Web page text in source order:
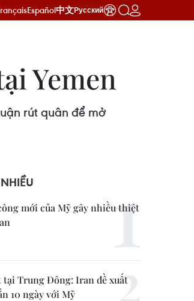
Español中文Русский
Yemen
rút quân để mở
mới của Mỹ gây nhiều thiệt
tại Trung Đông: Iran đề xuất
10 ngày với Mỹ